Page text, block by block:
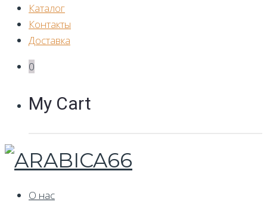
Каталог
Контакты
Доставка
0
My Cart
О нас